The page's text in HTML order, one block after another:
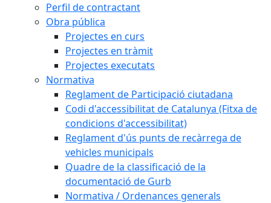
Perfil de contractant
Obra pública
Projectes en curs
Projectes en tràmit
Projectes executats
Normativa
Reglament de Participació ciutadana
Codi d'accessibilitat de Catalunya (Fitxa de
condicions d'accessibilitat)
Reglament d'ús punts de recàrrega de
vehicles municipals
Quadre de la classificació de la
documentació de Gurb
Normativa / Ordenances generals